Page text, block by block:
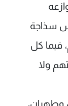
سذاجة
فيما كل
ولا